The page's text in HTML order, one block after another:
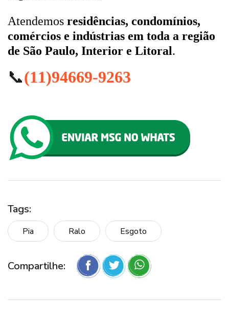
Atendemos residências, condomínios,
comércios e indústrias em toda a região
de São Paulo, Interior e Litoral.
📞(11)94669-9263
Tags:
Pia Ralo Esgoto
Compartilhe: